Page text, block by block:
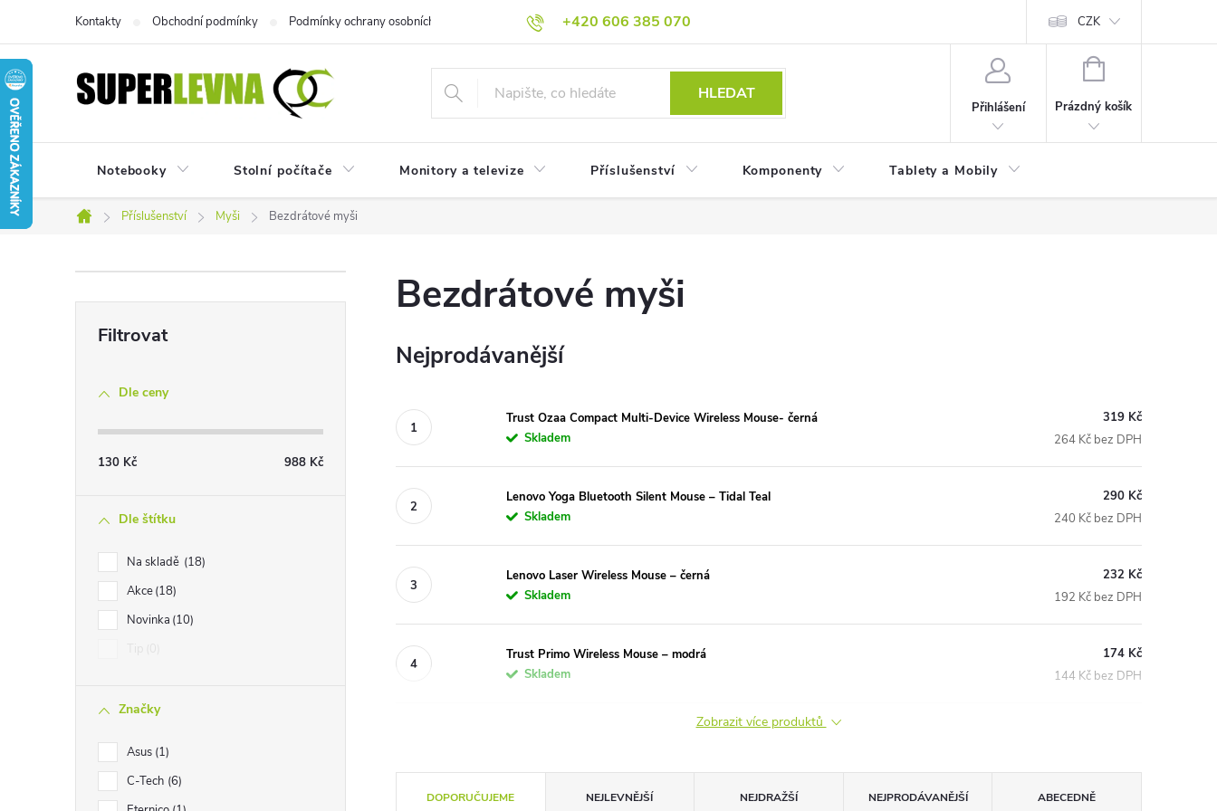
obsah
+420 606 385 070
Kontakty Obchodní podmínky Podmínky ochrany osobních údajů Reklamační podmínky Reklamace CZK
HLEDAT
Přihlášení
NÁKUPNÍ
Prázdný košík
Notebooky Stolní počítače Monitory a televize Příslušenství Komponenty Tablety a Mobily
Domů
Příslušenství Myši Bezdrátové myši
P
Dle ceny
130 Kč 988 Kč
Dle štítku
Na skladě 18
Akce 18
Novinka 10
Značky
Asus 1
C-Tech 6
Bezdrátové myši
Nejprodávanější
Trust Ozaa Compact Multi-Device Wireless Mouse- černá
Skladem
319 Kč
264 Kč bez DPH
Lenovo Yoga Bluetooth Silent Mouse – Tidal Teal
Skladem
290 Kč
240 Kč bez DPH
Lenovo Laser Wireless Mouse – černá
Skladem
232 Kč
192 Kč bez DPH
Trust Primo Wireless Mouse – modrá
Skladem
174 Kč
144 Kč bez DPH
Zobrazit více produktů
DOPORUČUJEME NEJLEVNĚJŠÍ NEJDRAŽŠÍ NEJPRODÁVANĚJŠÍ ABECEDNĚ